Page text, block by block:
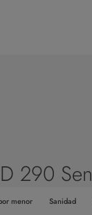
290
menor Sanidad